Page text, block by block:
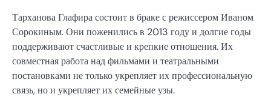
Тарханова Глафира состоит в браке с режиссером Иваном
Сорокиным. Они поженились в 2013 году и долгие годы
поддерживают счастливые и крепкие отношения. Их
совместная работа над фильмами и театральными
постановками не только укрепляет их профессиональную
связь, но и укрепляет их семейные узы.